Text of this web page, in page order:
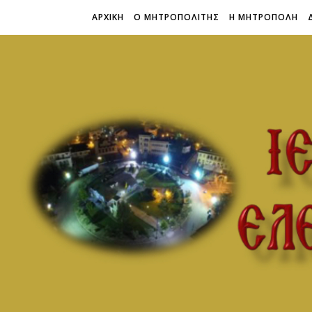
ΑΡΧΙΚΗ Ο ΜΗΤΡΟΠΟΛΙΤΗΣ Η ΜΗΤΡΟΠΟΛΗ